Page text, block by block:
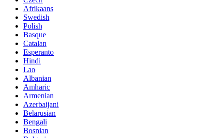
Afrikaans
Swedish
Polish
Basque
Catalan
Esperanto
Hindi
Lao
Albanian
Amharic
Armenian
Azerbaijani
Belarusian
Bengali
Bosnian